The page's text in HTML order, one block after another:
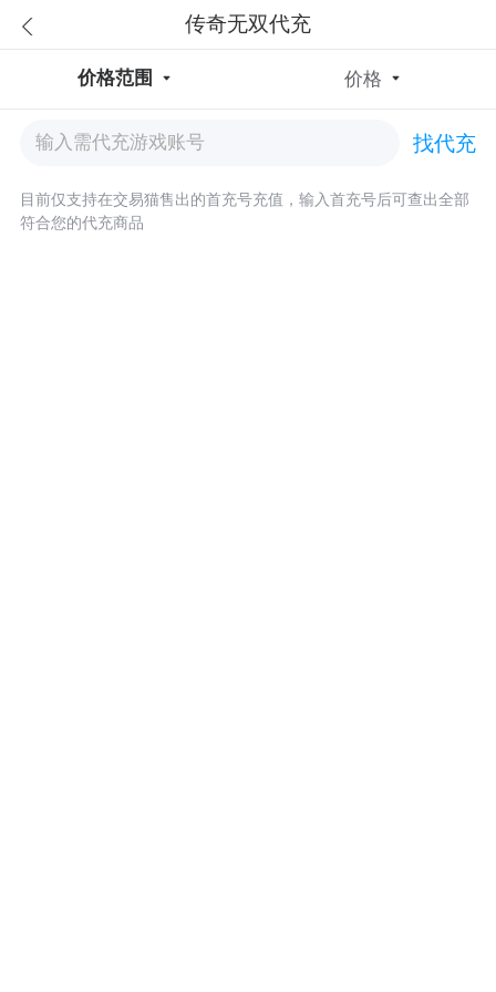
传奇无双代充
价格范围 价格
找代充
目前仅支持在交易猫售出的首充号充值，输入首充号后可查出全部
符合您的代充商品